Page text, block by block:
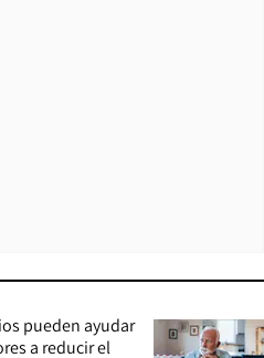
pueden ayudar
a reducir el